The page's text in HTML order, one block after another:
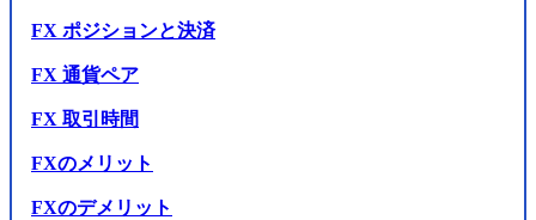
FX ポジションと決済
FX 通貨ペア
FX 取引時間
FXのメリット
FXのデメリット